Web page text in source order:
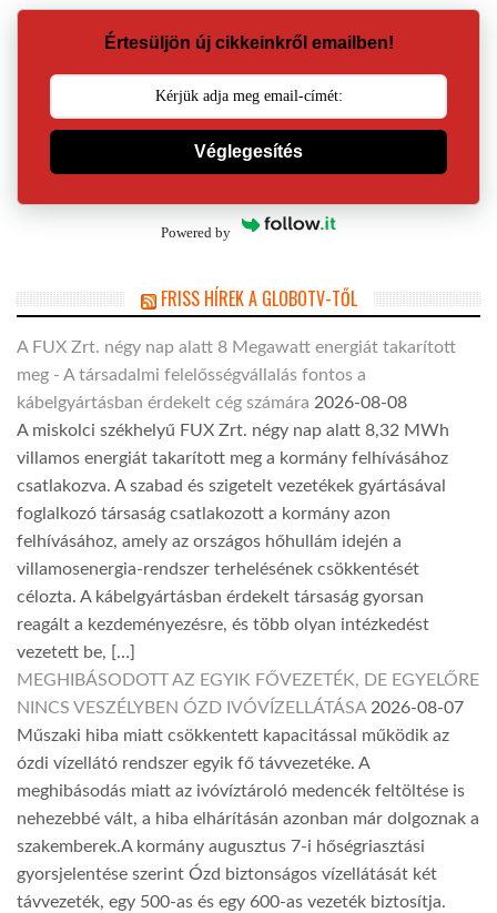
Értesüljön új cikkeinkről emailben!
Véglegesítés
Powered by
FRISS HÍREK A GLOBOTV-TŐL
A FUX Zrt. négy nap alatt 8 Megawatt energiát takarított
meg - A társadalmi felelősségvállalás fontos a
kábelgyártásban érdekelt cég számára 2026-08-08
A miskolci székhelyű FUX Zrt. négy nap alatt 8,32 MWh
villamos energiát takarított meg a kormány felhívásához
csatlakozva. A szabad és szigetelt vezetékek gyártásával
foglalkozó társaság csatlakozott a kormány azon
felhívásához, amely az országos hőhullám idején a
villamosenergia-rendszer terhelésének csökkentését
célozta. A kábelgyártásban érdekelt társaság gyorsan
reagált a kezdeményezésre, és több olyan intézkedést
vezetett be, […]
MEGHIBÁSODOTT AZ EGYIK FŐVEZETÉK, DE EGYELŐRE
NINCS VESZÉLYBEN ÓZD IVÓVÍZELLÁTÁSA 2026-08-07
Műszaki hiba miatt csökkentett kapacitással működik az
ózdi vízellátó rendszer egyik fő távvezetéke. A
meghibásodás miatt az ivóvíztároló medencék feltöltése is
nehezebbé vált, a hiba elhárításán azonban már dolgoznak a
szakemberek.A kormány augusztus 7-i hőségriasztási
gyorsjelentése szerint Ózd biztonságos vízellátását két
távvezeték, egy 500-as és egy 600-as vezeték biztosítja.